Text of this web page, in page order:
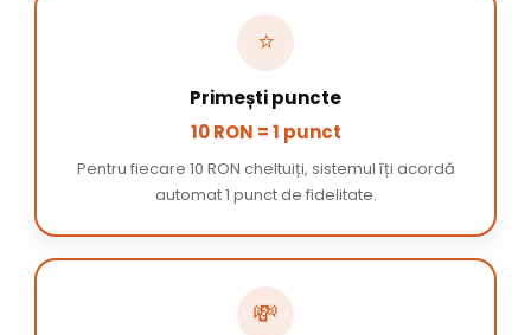
⭐
Primești puncte
10 RON = 1 punct
Pentru fiecare 10 RON cheltuiți, sistemul îți acordă
automat 1 punct de fidelitate.
💸